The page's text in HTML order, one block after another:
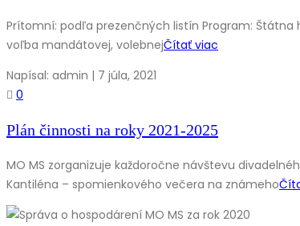
Prítomní: podľa prezenčných listín Program: Štátna
voľba mandátovej, volebnejČítať viac
Napísal: admin | 7 júla, 2021
0
Plán činnosti na roky 2021-2025
MO MS zorganizuje každoročne návštevu
Kantiléna – spomienkového večera na známeho